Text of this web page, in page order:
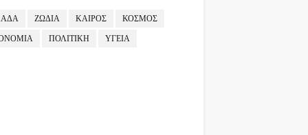
ΖΩΔΙΑ ΚΑΙΡΟΣ ΚΟΣΜΟΣ
ΠΟΛΙΤΙΚΗ ΥΓΕΙΑ